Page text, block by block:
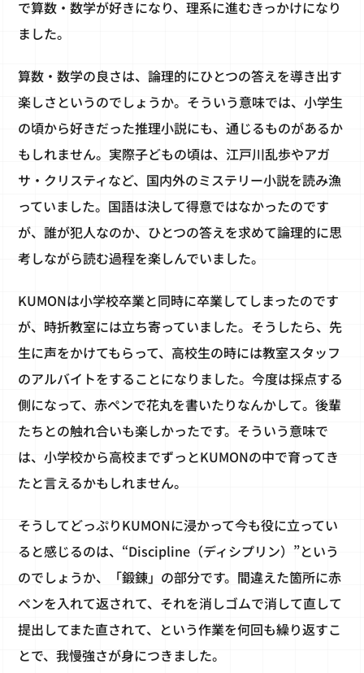
で算数・数学が好きになり、理系に進むきっかけになり
ました。
算数・数学の良さは、論理的にひとつの答えを導き出す
楽しさというのでしょうか。そういう意味では、小学生
の頃から好きだった推理小説にも、通じるものがあるか
もしれません。実際子どもの頃は、江戸川乱歩やアガ
サ・クリスティなど、国内外のミステリー小説を読み漁
っていました。国語は決して得意ではなかったのです
が、誰が犯人なのか、ひとつの答えを求めて論理的に思
考しながら読む過程を楽しんでいました。
KUMONは小学校卒業と同時に卒業してしまったのです
が、時折教室には立ち寄っていました。そうしたら、先
生に声をかけてもらって、高校生の時には教室スタッフ
のアルバイトをすることになりました。今度は採点する
側になって、赤ペンで花丸を書いたりなんかして。後輩
たちとの触れ合いも楽しかったです。そういう意味で
は、小学校から高校までずっとKUMONの中で育ってき
たと言えるかもしれません。
そうしてどっぷりKUMONに浸かって今も役に立ってい
ると感じるのは、“Discipline（ディシプリン）”という
のでしょうか、「鍛錬」の部分です。間違えた箇所に赤
ペンを入れて返されて、それを消しゴムで消して直して
提出してまた直されて、という作業を何回も繰り返すこ
とで、我慢強さが身につきました。